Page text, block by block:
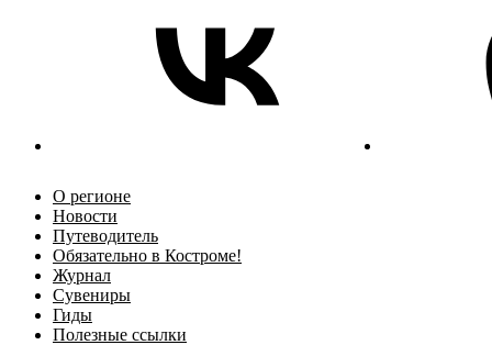
О регионе
Новости
Путеводитель
Обязательно в Костроме!
Журнал
Сувениры
Гиды
Полезные ссылки